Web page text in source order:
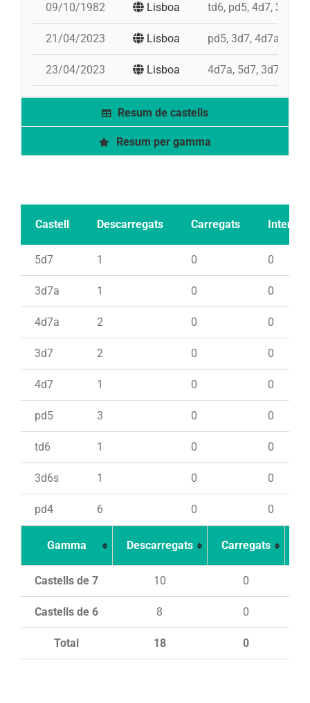
09/10/1982 Lisboa td6, pd5, 4d7, 3d7,
21/04/2023 Lisboa pd5, 3d7, 4d7a
23/04/2023 Lisboa 4d7a, 5d7, 3d7a,
Resum de castells
Resum per gamma
Castell Descarregats Carregats Intents
5d7 1 0 0
3d7a 1 0 0
4d7a 2 0 0
3d7 2 0 0
4d7 1 0 0
pd5 3 0 0
td6 1 0 0
3d6s 1 0 0
pd4 6 0 0
Gamma Descarregats Carregats
Total 18 0
Castells de 7 10 0
Castells de 6 8 0